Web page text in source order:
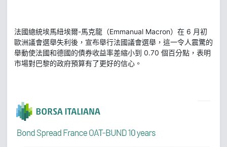
法國總統埃馬紐埃爾-馬克龍（Emmanual Macron）在 6 月初
歐洲議會選舉失利後，宣布舉行法國議會選舉，這一令人震驚的
舉動使法國和德國的債券收益率差縮小到 0.70 個百分點，表明
市場對巴黎的政府預算有了更好的信心。